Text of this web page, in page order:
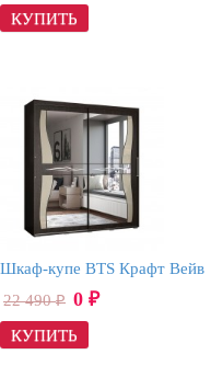
Шкаф-купе BTS Крафт Вейв
22 490₽ 0 ₽